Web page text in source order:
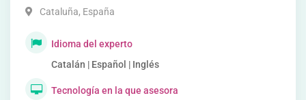
Cataluña, España
Idioma del experto
Catalán | Español | Inglés
Tecnología en la que asesora